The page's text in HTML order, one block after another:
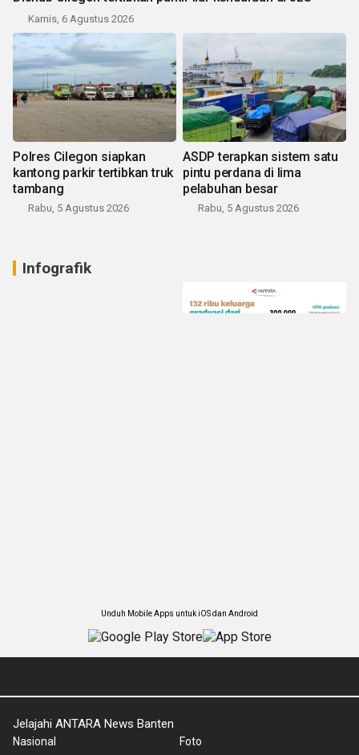
Kamis, 6 Agustus 2026
Polres Cilegon siapkan
kantong parkir tertibkan truk
tambang
Rabu, 5 Agustus 2026
ASDP terapkan sistem satu
pintu perdana di lima
pelabuhan besar
Rabu, 5 Agustus 2026
Infografik
Unduh Mobile Apps untuk iOS dan Android
Jelajahi ANTARA News Banten
Nasional
Foto